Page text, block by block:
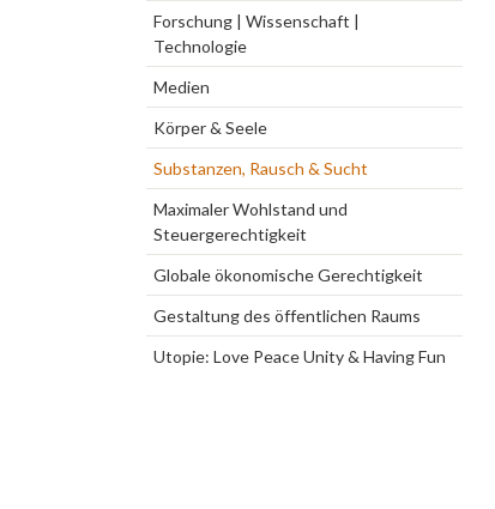
Forschung | Wissenschaft |
Technologie
Medien
Körper & Seele
Substanzen, Rausch & Sucht
Maximaler Wohlstand und
Steuergerechtigkeit
Globale ökonomische Gerechtigkeit
Gestaltung des öffentlichen Raums
Utopie: Love Peace Unity & Having Fun